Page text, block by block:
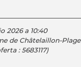
2026 a 10:40
de Châtelaillon-Plage
:5683117)